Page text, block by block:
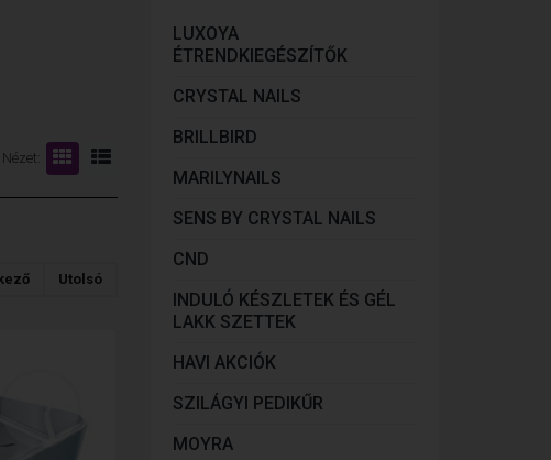
Nézet:
Utolsó
LUXOYA
ÉTRENDKIEGÉSZÍTŐK
CRYSTAL NAILS
BRILLBIRD
MARILYNAILS
SENS BY CRYSTAL NAILS
CND
INDULÓ KÉSZLETEK ÉS GÉL
LAKK SZETTEK
HAVI AKCIÓK
SZILÁGYI PEDIKŰR
MOYRA